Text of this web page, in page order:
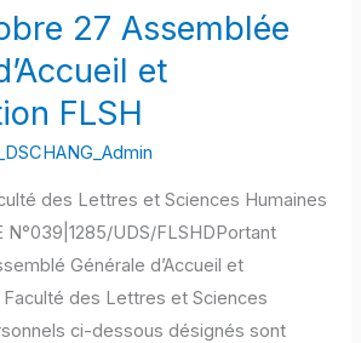
27 Assemblée
et
FLSH
des Lettres et Sciences Humaines
N°039|1285/UDS/FLSHDPortant
Générale d’Accueil et
Faculté des Lettres et Sciences
ci-dessous désignés sont